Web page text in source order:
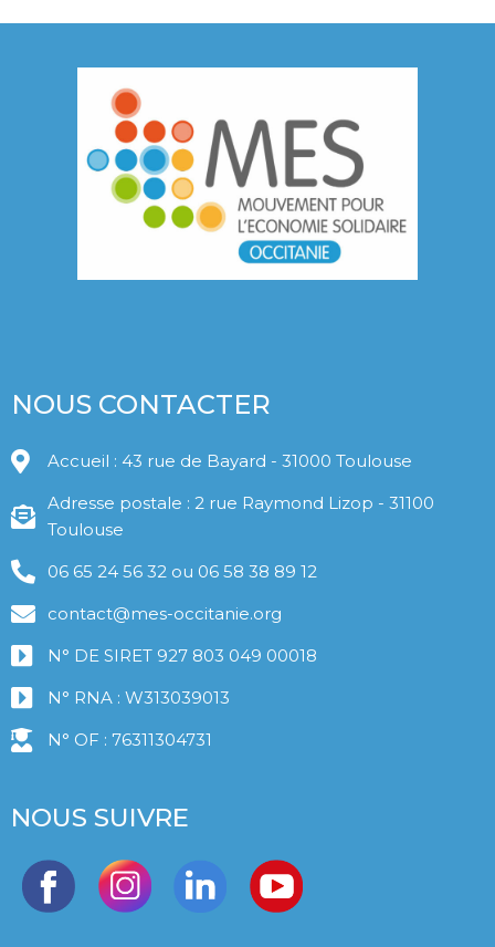
NOUS CONTACTER
Accueil : 43 rue de Bayard - 31000 Toulouse
Adresse postale : 2 rue Raymond Lizop - 31100
Toulouse
06 65 24 56 32 ou 06 58 38 89 12
contact@mes-occitanie.org
N° DE SIRET 927 803 049 00018
N° RNA : W313039013
N° OF : 76311304731
NOUS SUIVRE